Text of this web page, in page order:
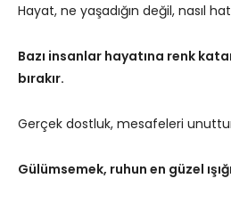
Hayat, ne yaşadığın değil, nasıl
Bazı insanlar hayatına renk
bırakır.
Gerçek dostluk, mesafeleri
Gülümsemek, ruhun en güzel